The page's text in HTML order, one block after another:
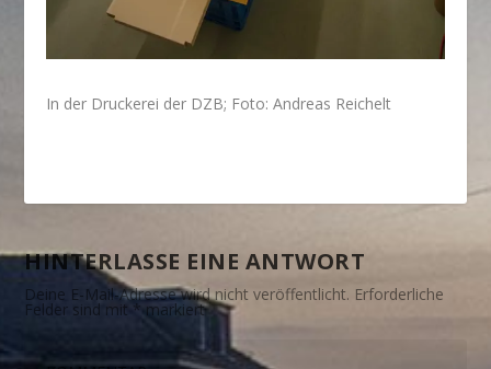
In der Druckerei der DZB; Foto: Andreas Reichelt
HINTERLASSE EINE ANTWORT
Deine E-Mail-Adresse wird nicht veröffentlicht. Erforderliche
Felder sind mit * markiert